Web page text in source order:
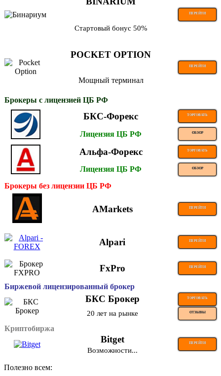
ПЕРЕЙТИ
Стартовый бонус 50%
POCKET OPTION
ПЕРЕЙТИ
Мощный терминал
Брокеры с лицензией ЦБ РФ
БКС-Форекс ТОРГОВАТЬ
Лицензия ЦБ РФ ОБЗОР
Альфа-Форекс ТОРГОВАТЬ
Лицензия ЦБ РФ ОБЗОР
Брокеры без лицензии ЦБ РФ
AMarkets ПЕРЕЙТИ
Alpari ПЕРЕЙТИ
FxPro ПЕРЕЙТИ
Биржевой лицензированный брокер
БКС Брокер ТОРГОВАТЬ
20 лет на рынке ОТЗЫВЫ
Криптобиржа
Bitget ПЕРЕЙТИ
Возможности...
Полезно всем: